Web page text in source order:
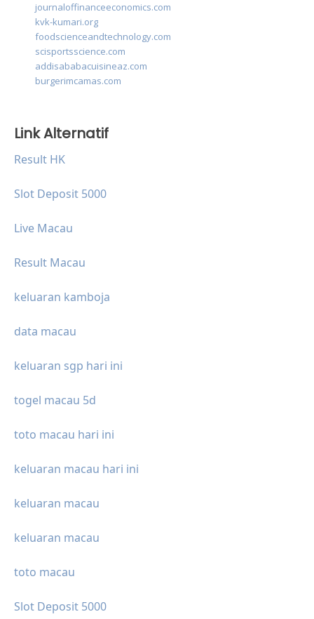
journaloffinanceeconomics.com
kvk-kumari.org
foodscienceandtechnology.com
scisportsscience.com
addisababacuisineaz.com
burgerimcamas.com
Link Alternatif
Result HK
Slot Deposit 5000
Live Macau
Result Macau
keluaran kamboja
data macau
keluaran sgp hari ini
togel macau 5d
toto macau hari ini
keluaran macau hari ini
keluaran macau
keluaran macau
toto macau
Slot Deposit 5000